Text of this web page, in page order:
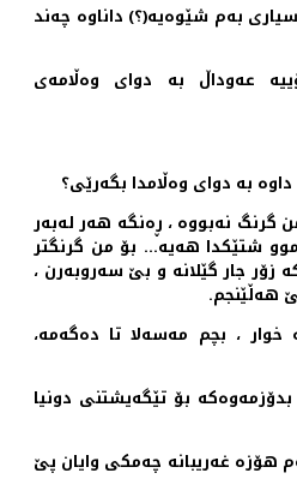
به‌م شێوه‌یه‌(؟) داناوه‌ چه‌ند
عه‌وداڵ به‌ دوای وه‌ڵامه‌ی
به‌ دوای وه‌ڵامدا بگه‌رێی؟
گرنگ نه‌بووه ‌، ڕه‌نگه‌ هه‌ر له‌به‌ر
شتێكدا هه‌یه‌… بۆ من گرنگتر
زۆر جار گێلانه‌ و بێ سه‌روبه‌رن ،
هه‌ڵێنجم.
خوار ، بچم مه‌سه‌لا تا ده‌گه‌مه‌،
بۆ تێگه‌یشتنی دونیا
هۆزه‌ غه‌ریبانه‌ چه‌مكی وایان پێ